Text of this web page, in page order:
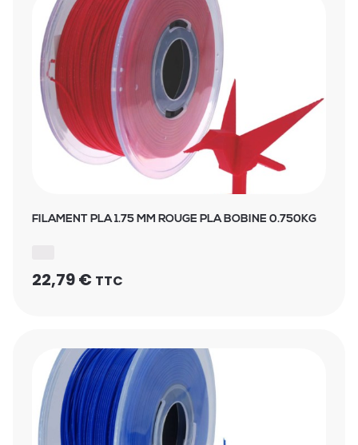
FILAMENT PLA 1.75 MM ROUGE PLA BOBINE 0.750KG
22,79€ TTC